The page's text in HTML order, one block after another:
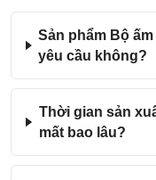
Sản phẩm Bộ
yêu cầu không?
Thời gian sản
mất bao lâu?